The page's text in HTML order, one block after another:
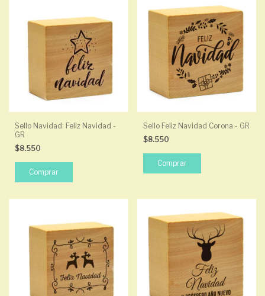
Sello Navidad: Feliz Navidad -
GR
$8.550
Sello Feliz Navidad Corona - GR
$8.550